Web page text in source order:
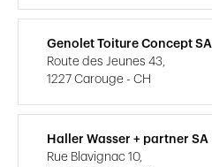
Genolet Toiture Concept SA
Route des Jeunes 43,
1227 Carouge - CH
Haller Wasser + partner SA
Rue Blavignac 10,